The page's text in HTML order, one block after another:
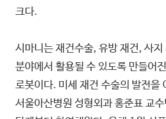
크다.
시마니는 재건수술, 유방 재건, 사
분야에서 활용될 수 있도록 만들어
로봇이다. 미세 재건 수술의 발전을
서울아산병원 성형외과 홍준표 교수